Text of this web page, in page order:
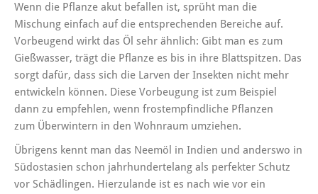
Wenn die Pflanze akut befallen ist, sprüht man die
Mischung einfach auf die entsprechenden Bereiche auf.
Vorbeugend wirkt das Öl sehr ähnlich: Gibt man es zum
Gießwasser, trägt die Pflanze es bis in ihre Blattspitzen. Das
sorgt dafür, dass sich die Larven der Insekten nicht mehr
entwickeln können. Diese Vorbeugung ist zum Beispiel
dann zu empfehlen, wenn frostempfindliche Pflanzen
zum Überwintern in den Wohnraum umziehen.
Übrigens kennt man das Neemöl in Indien und anderswo in
Südostasien schon jahrhundertelang als perfekter Schutz
vor Schädlingen. Hierzulande ist es nach wie vor ein